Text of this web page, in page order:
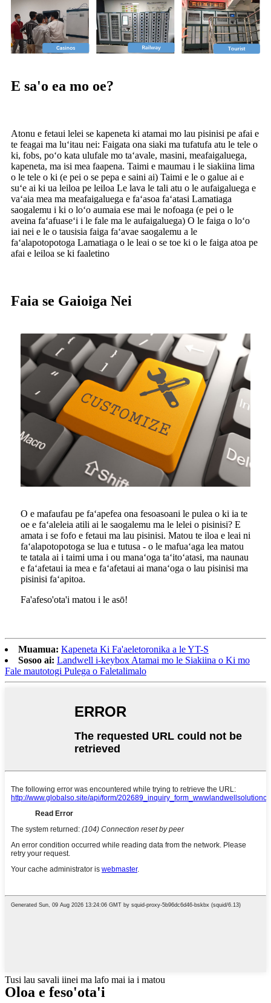
E sa'o ea mo oe?
Atonu e fetaui lelei se kapeneta ki atamai mo lau pisinisi pe afai e
te feagai ma luʻitau nei: Faigata ona siaki ma tufatufa atu le tele o
ki, fobs, poʻo kata ulufale mo taʻavale, masini, meafaigaluega,
kapeneta, ma isi mea faapena. Taimi e maumau i le siakiina lima
o le tele o ki (e pei o se pepa e saini ai) Taimi e le o galue ai e
suʻe ai ki ua leiloa pe leiloa Le lava le tali atu o le aufaigaluega e
vaʻaia mea ma meafaigaluega e faʻasoa faʻatasi Lamatiaga
saogalemu i ki o loʻo aumaia ese mai le nofoaga (e pei o le
aveina faʻafuaseʻi i le fale ma le aufaigaluega) O le faiga o loʻo
iai nei e le o tausisia faiga faʻavae saogalemu a le
faʻalapotopotoga Lamatiaga o le leai o se toe ki o le faiga atoa pe
afai e leiloa se ki faaletino
Faia se Gaioiga Nei
O e mafaufau pe faʻapefea ona fesoasoani le pulea o ki ia te
oe e faʻaleleia atili ai le saogalemu ma le lelei o pisinisi? E
amata i se fofo e fetaui ma lau pisinisi. Matou te iloa e leai ni
faʻalapotopotoga se lua e tutusa - o le mafuaʻaga lea matou
te tatala ai i taimi uma i ou manaʻoga taʻitoʻatasi, ma naunau
e faʻafetaui ia mea e faʻafetaui ai manaʻoga o lau pisinisi ma
pisinisi faʻapitoa.
Fa'afeso'ota'i matou i le asō!
Muamua: Kapeneta Ki Fa'aeletoronika a le YT-S
Sosoo ai: Landwell i-keybox Atamai mo le Siakiina o Ki mo
Fale mautotogi Pulega o Faletalimalo
Tusi lau savali iinei ma lafo mai ia i matou
Oloa e feso'ota'i